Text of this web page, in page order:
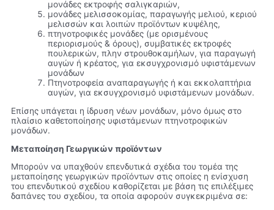
μονάδες εκτροφής σαλιγκαριών,
μονάδες μελισσοκομίας, παραγωγής μελιού, κεριού
μελισσών και λοιπών προϊόντων κυψέλης,
πτηνοτροφικές μονάδες (με ορισμένους
περιορισμούς & όρους), συμβατικές εκτροφές
πουλερικών, πλην στρουθοκαμήλων, για παραγωγή
αυγών ή κρέατος, για εκσυγχρονισμό υφιστάμενων
μονάδων
Πτηνοτροφεία αναπαραγωγής ή και εκκολαπτήρια
αυγών, για εκσυγχρονισμό υφιστάμενων μονάδων.
Επίσης υπάγεται η ίδρυση νέων μονάδων, μόνο όμως στο
πλαίσιο καθετοποίησης υφιστάμενων πτηνοτροφικών
μονάδων.
Μεταποίηση Γεωργικών προϊόντων
Μπορούν να υπαχθούν επενδυτικά σχέδια του τομέα της
μεταποίησης γεωργικών προϊόντων στις οποίες η ενίσχυση
του επενδυτικού σχεδίου καθορίζεται με βάση τις επιλέξιμες
δαπάνες του σχεδίου, τα οποία αφορούν συγκεκριμένα σε: